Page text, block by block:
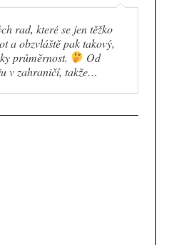
rad, které se jen těžko
a obzvláště pak takový,
průměrnost.
Od
v zahraničí, takže…